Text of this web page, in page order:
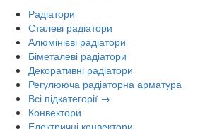
Радіатори
Сталеві радіатори
Алюмінієві радіатори
Біметалеві радіатори
Декоративні радіатори
Регулююча радіаторна арматура
Всі підкатегорії →
Конвектори
Електричні конвектори